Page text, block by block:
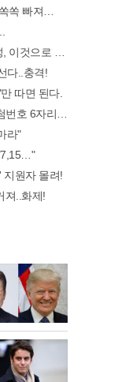
쏙 빠져…
다..충격!
따면 된다.
라"
지원자 몰려!
져..화제!